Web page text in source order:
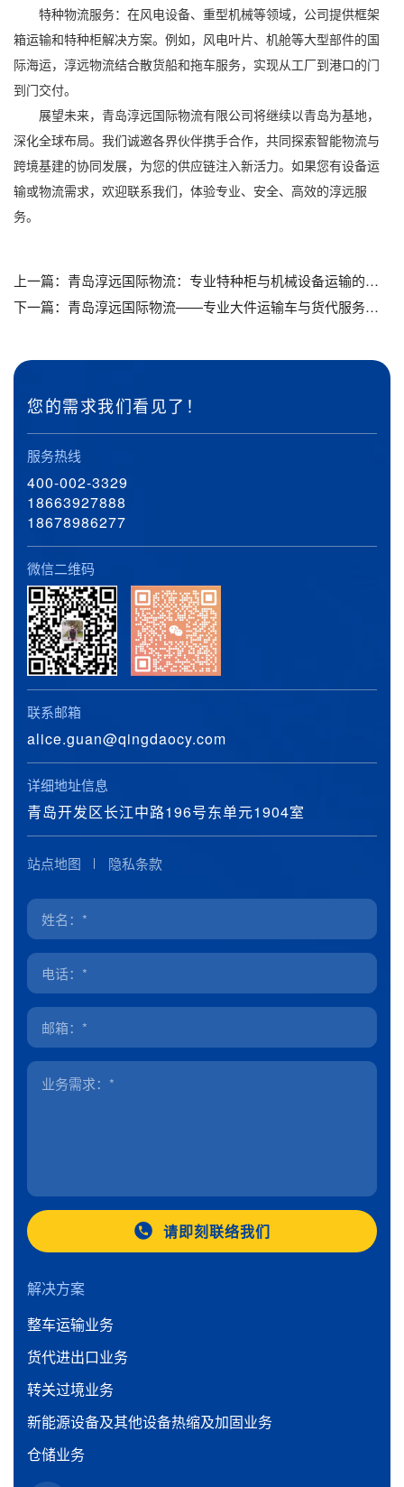
特种物流服务：在风电设备、重型机械等领域，公司提供框架
箱运输和特种柜解决方案。例如，风电叶片、机舱等大型部件的国
际海运，淳远物流结合散货船和拖车服务，实现从工厂到港口的门
到门交付。
展望未来，青岛淳远国际物流有限公司将继续以青岛为基地，
深化全球布局。我们诚邀各界伙伴携手合作，共同探索智能物流与
跨境基建的协同发展，为您的供应链注入新活力。如果您有设备运
输或物流需求，欢迎联系我们，体验专业、安全、高效的淳远服
务。
上一篇： 青岛淳远国际物流：专业特种柜与机械设备运输的可靠伙伴_青岛特种柜运输_青岛机械设备运输公司
下一篇： 青岛淳远国际物流——专业大件运输车与货代服务专家_青岛大件运输车_青岛货代
您的需求我们看见了！
服务热线
400-002-3329
18663927888
18678986277
微信二维码
联系邮箱
alice.guan@qingdaocy.com
详细地址信息
青岛开发区长江中路196号东单元1904室
站点地图 隐私条款
请即刻联络我们
解决方案
整车运输业务
货代进出口业务
转关过境业务
新能源设备及其他设备热缩及加固业务
仓储业务